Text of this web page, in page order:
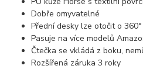
Dobře omyvatelné
Přední desky lze otočit o
Pasuje na více modelů
Čtečka se vkládá z boku,
Rozšířená záruka 3 roky